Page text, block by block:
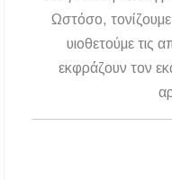
Ωστόσο, τονίζουμε
υιοθετούμε τις
εκφράζουν τον